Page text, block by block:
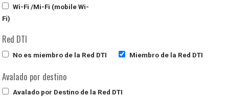
Wi-Fi /Mi-Fi (mobile Wi-
Fi)
Red DTI
No es miembro de la Red DTI Miembro de la Red DTI
Avalado por destino
Avalado por Destino de la Red DTI